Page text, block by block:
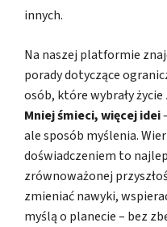
innych.
Na naszej platformie
porady dotyczące
osób, które wybrały
Mniej śmieci, więcej idei
ale sposób myślenia.
doświadczeniem to
zrównoważonej
zmieniać nawyki,
myślą o planecie – bez